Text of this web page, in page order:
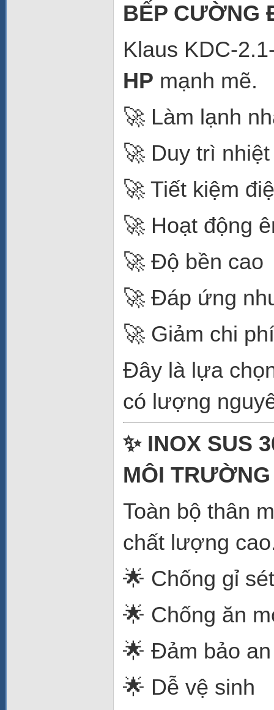
BẾP CƯỜNG
Klaus KDC-
HP mạnh mẽ.
🚀 Làm lạnh
🚀 Duy trì
🚀 Tiết kiệm
🚀 Hoạt động
🚀 Độ bền cao
🚀 Đáp ứng
🚀 Giảm chi
Đây là lựa
có lượng
✨ INOX SUS
MÔI TRƯỜNG
Toàn bộ thân
chất lượng
🌟 Chống gỉ sét
🌟 Chống ăn
🌟 Đảm bảo
🌟 Dễ vệ sinh